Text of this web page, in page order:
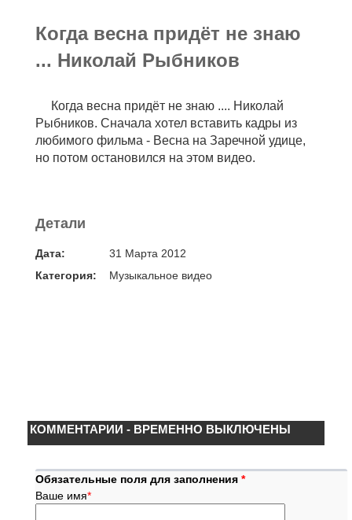
Когда весна придёт не знаю
... Николай Рыбников
Когда весна придёт не знаю .... Николай
Рыбников. Сначала хотел вставить кадры из
любимого фильма - Весна на Заречной удице,
но потом остановился на этом видео.
Детали
Дата:
31 Марта 2012
Категория:
Музыкальное видео
КОММЕНТАРИИ - ВРЕМЕННО ВЫКЛЮЧЕНЫ
Обязательные поля для заполнения *
Ваше имя*